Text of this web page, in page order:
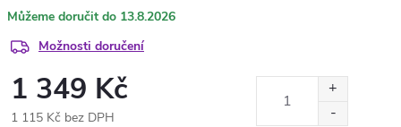
13.8.2026
Možnosti doručení
1 349 Kč
1 115 Kč bez DPH